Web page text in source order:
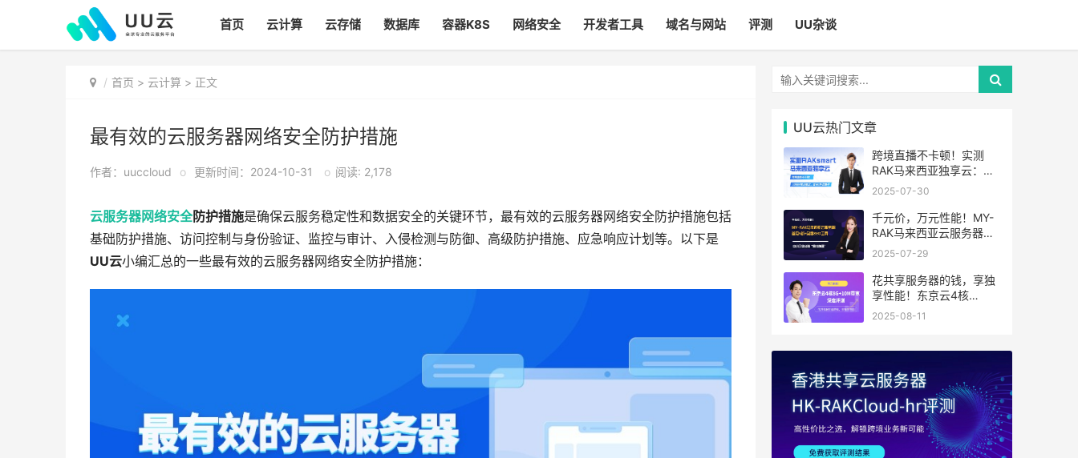
首页 云计算 云存储 数据库 容器K8S 网络安全 开发者工具 域名与网站 评测 UU杂谈
首页 > 云计算 > 正文
最有效的云服务器网络安全防护措施
作者：uuccloud o 更新时间：2024-10-31 o 阅读: 2,178
云服务器网络安全防护措施是确保云服务稳定性和数据安全的关键环节，最有效的云服务器网络安全防护措施包括
基础防护措施、访问控制与身份验证、监控与审计、入侵检测与防御、高级防护措施、应急响应计划等。以下是
UU云小编汇总的一些最有效的云服务器网络安全防护措施：
UU云热门文章
跨境直播不卡顿！实测
RAK马来西亚独享云：
1080P推流稳定，首月6
2025-07-30
千元价，万元性能！MY-
RAK马来西亚云服务器：
首月5折+免费SEO工具，
2025-07-29
花共享服务器的钱，享独
享性能！东京云4核
8G+10M带宽降价来袭
2025-08-11